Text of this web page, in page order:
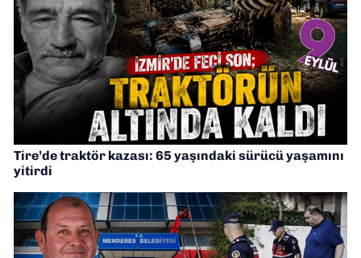
Tire’de traktör kazası: 65 yaşındaki sürücü yaşamını
yitirdi